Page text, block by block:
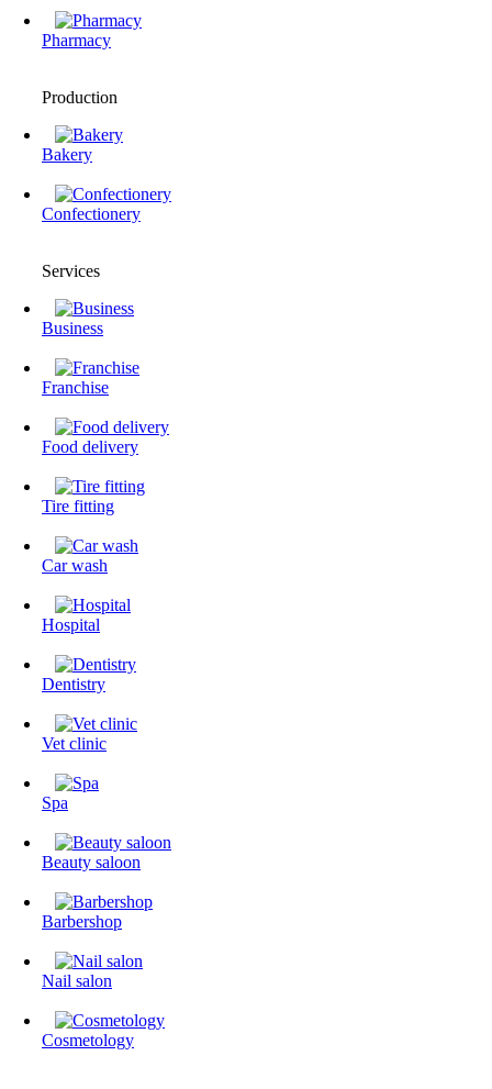
Pharmacy
Production
Bakery
Confectionery
Services
Business
Franchise
Food delivery
Tire fitting
Сar wash
Hospital
Dentistry
Vet clinic
Spa
Beauty saloon
Barbershop
Nail salon
Cosmetology